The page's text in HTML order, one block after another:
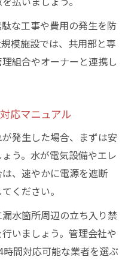
な工事や費用の発生を防
模施設では、共用部と専
組合やオーナーと連携し
応マニュアル
発生した場合、まずは安
う。水が電気設備やエレ
、速やかに電源を遮断
ください。
水箇所周辺の立ち入り禁
いましょう。管理会社や
間対応可能な業者を選ぶ